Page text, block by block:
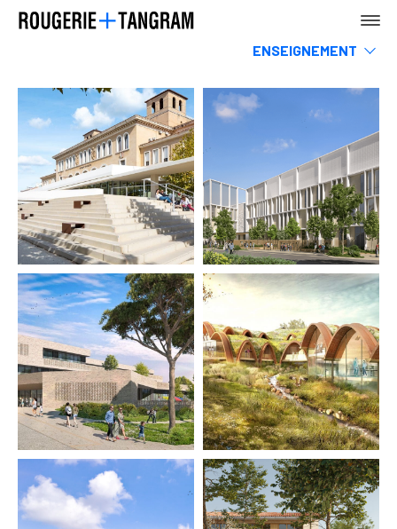
Sports & loisirs
Hotels, restaurants & commerces
Infrastructures & Transports
Tertiaire
Rehabilitation
ENSEIGNEMENT
Logements
Urbanisme, Paysage & espace public
AGENCE
TERRE
MER